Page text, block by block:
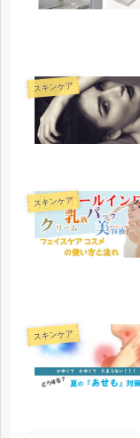
スキンケア
スキンケア
スキンケア